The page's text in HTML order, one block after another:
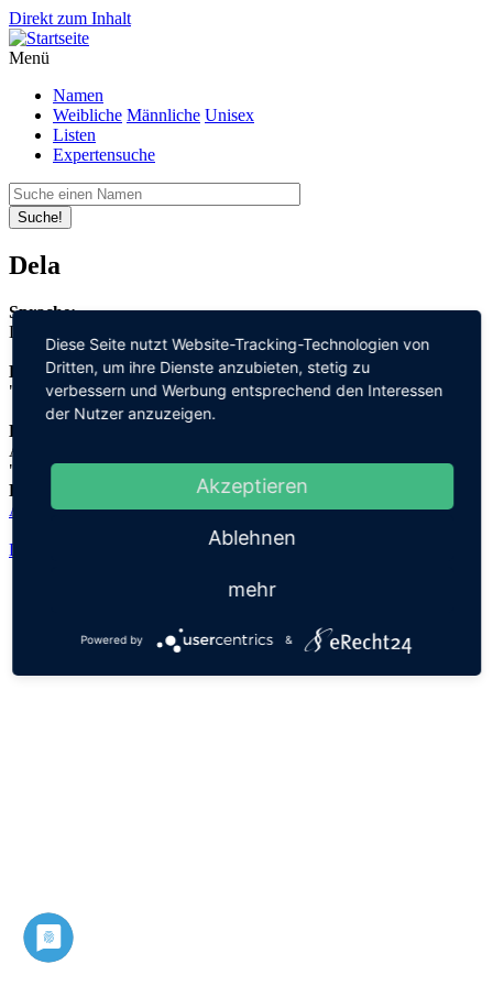
Direkt zum Inhalt
Menü
Namen
Weibliche Männliche Unisex
Listen
Expertensuche
Suche!
Dela
Sprache:
Deutsch
Bedeutung:
"edel"
Herleitung:
Althochdeutsch,
"adal"
Herkunftsname:
Ada
Datenschutz
Diese Seite nutzt Website-Tracking-Technologien von
Dritten, um ihre Dienste anzubieten, stetig zu
verbessern und Werbung entsprechend den Interessen
der Nutzer anzuzeigen.
Akzeptieren
Ablehnen
mehr
Powered by &